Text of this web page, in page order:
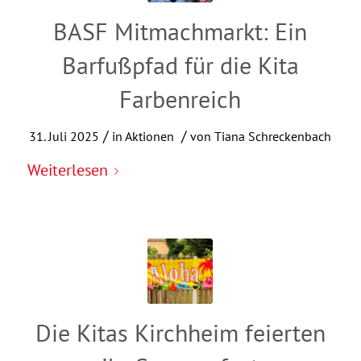
BASF Mitmachmarkt: Ein
Barfußpfad für die Kita
Farbenreich
31. Juli 2025 / inAktionen / vonTiana Schreckenbach
Weiterlesen
Die Kitas Kirchheim feierten